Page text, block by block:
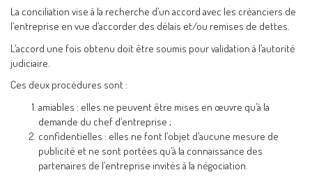
La conciliation vise à la recherche d’un accord avec les créanciers de
l’entreprise en vue d’accorder des délais et/ou remises de dettes.
L’accord une fois obtenu doit être soumis pour validation à l’autorité
judiciaire.
Ces deux procédures sont :
amiables : elles ne peuvent être mises en œuvre qu’à la
demande du chef d’entreprise ;
confidentielles : elles ne font l’objet d’aucune mesure de
publicité et ne sont portées qu’à la connaissance des
partenaires de l’entreprise invités à la négociation.